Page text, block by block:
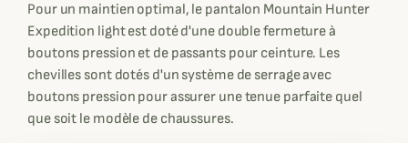
Pour un maintien optimal, le pantalon Mountain Hunter
Expedition light est doté d'une double fermeture à
boutons pression et de passants pour ceinture. Les
chevilles sont dotés d'un système de serrage avec
boutons pression pour assurer une tenue parfaite quel
que soit le modèle de chaussures.